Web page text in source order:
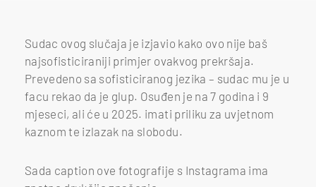
Sudac ovog slučaja je izjavio kako ovo nije baš
najsofisticiraniji primjer ovakvog prekršaja.
Prevedeno sa sofisticiranog jezika – sudac mu je u
facu rekao da je glup. Osuđen je na 7 godina i 9
mjeseci, ali će u 2025. imati priliku za uvjetnom
kaznom te izlazak na slobodu.
Sada caption ove fotografije s Instagrama ima